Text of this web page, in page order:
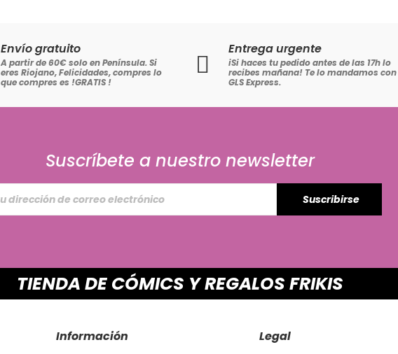
Envío gratuito
A partir de 60€ solo en Península. Si
eres Riojano, Felicidades, compres lo
que compres es !GRATIS !
Entrega urgente
iSi haces tu pedido antes de las 17h lo
recibes mañana! Te lo mandamos con
GLS Express.
Suscríbete a nuestro newsletter
Suscribirse
TIENDA DE CÓMICS Y REGALOS FRIKIS
Información Legal